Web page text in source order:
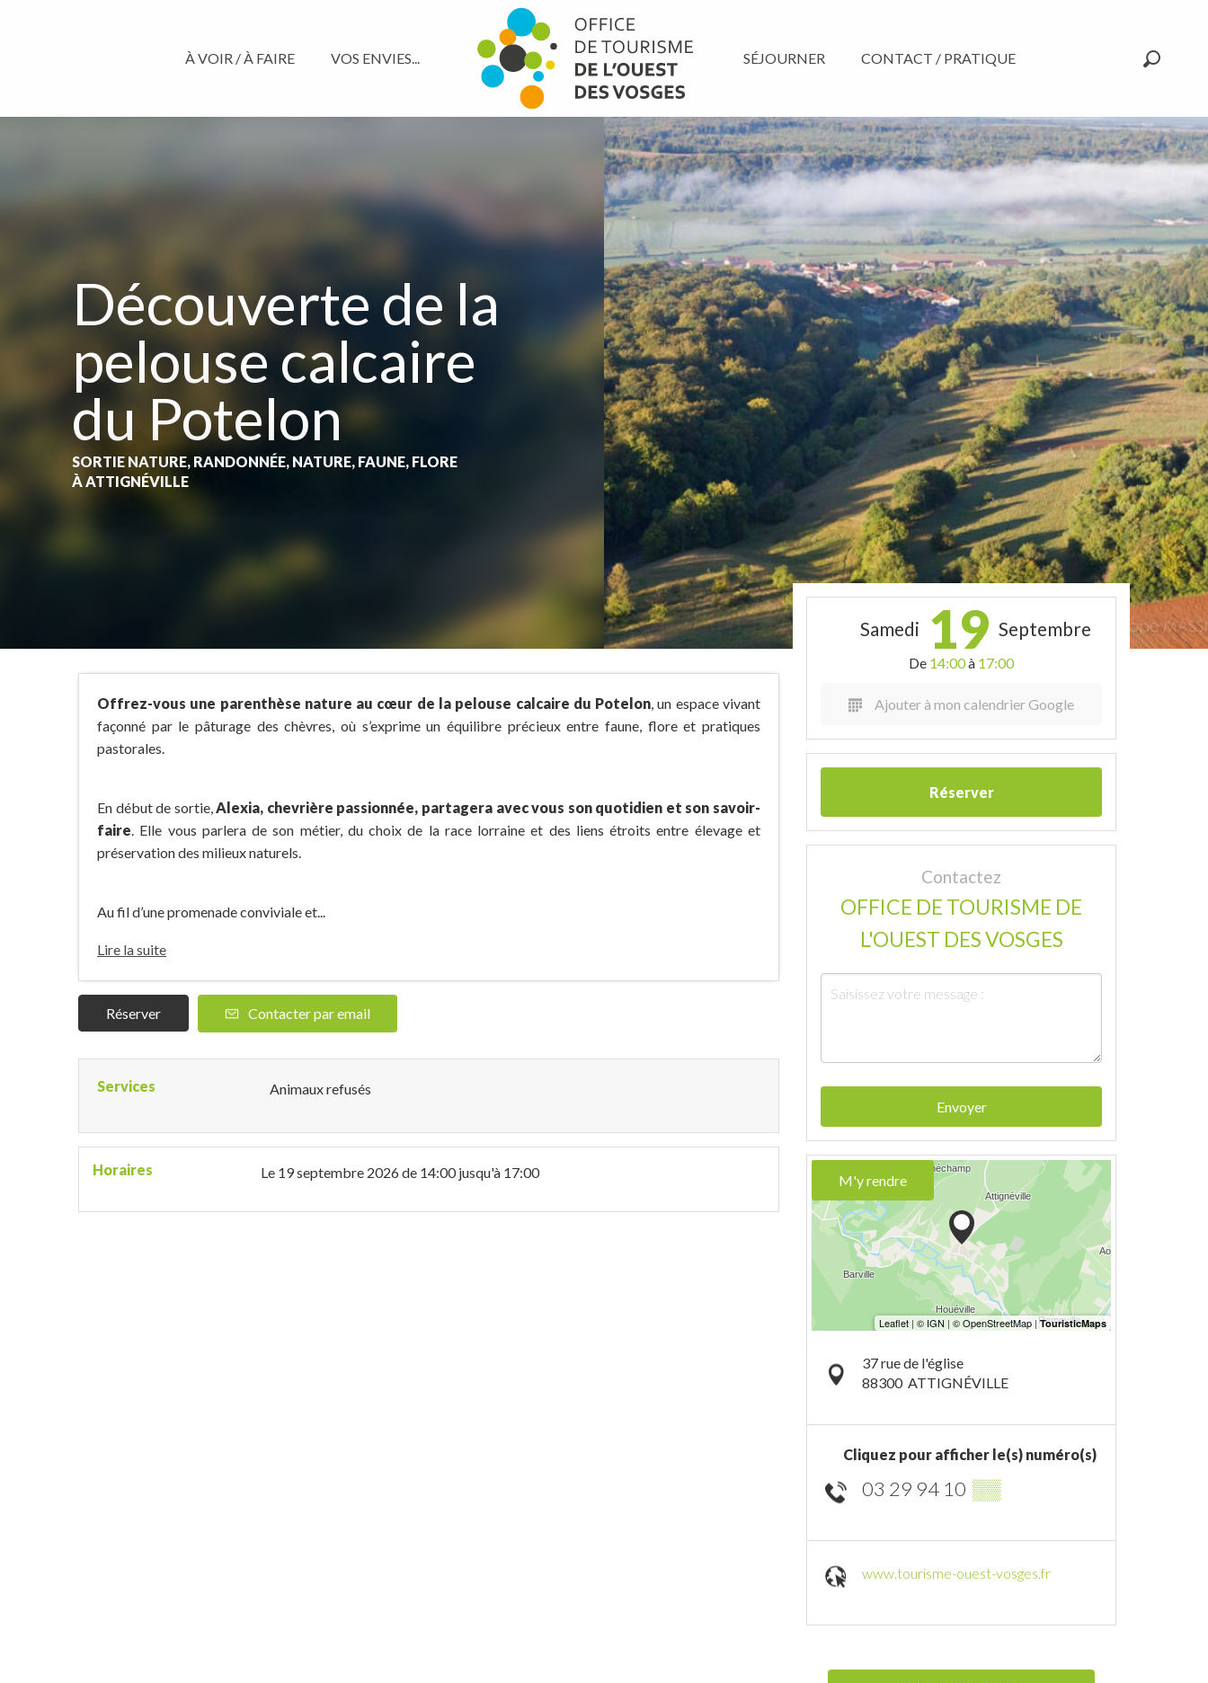
À VOIR / À FAIRE VOS ENVIES... SÉJOURNER CONTACT / PRATIQUE
Découverte de la
pelouse calcaire
du Potelon
SORTIE NATURE, RANDONNÉE, NATURE, FAUNE, FLORE
À ATTIGNÉVILLE
Offrez-vous une parenthèse nature au cœur de la pelouse calcaire du Potelon, un espace vivant
façonné par le pâturage des chèvres, où s’exprime un équilibre précieux entre faune, flore et pratiques
pastorales.
En début de sortie,Alexia, chevrière passionnée, partagera avec vous son quotidien et son savoir-
faire. Elle vous parlera de son métier, du choix de la race lorraine et des liens étroits entre élevage et
préservation des milieux naturels.
Au fil d’une promenade conviviale et...
Lire la suite
Réserver Contacter par email
Services Animaux refusés
Horaires Le 19 septembre 2026de 14:00 jusqu'à 17:00
Samedi 19 Septembre
De 14:00à 17:00
Ajouter à mon calendrier Google
Réserver
Contactez
OFFICE DE TOURISME DE
L'OUEST DES VOSGES
Envoyer
M'y rendre
37 rue de l'église
88300 ATTIGNÉVILLE
Cliquez pour afficher le(s) numéro(s)
03 29 94 10 ▒▒
www.tourisme-ouest-vosges.fr